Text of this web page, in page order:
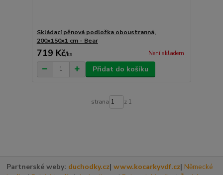
Skládací pěnová podložka oboustranná,
200x150x1 cm - Bear
719 Kč/ks Není skladem
Přidat do košíku
strana z 1
Partnerské weby: duchodky.cz|www.kocarkyvdf.cz| Německé